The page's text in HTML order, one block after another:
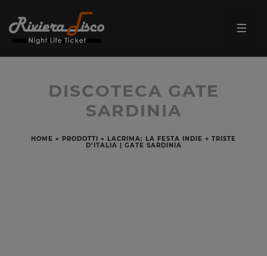
DISCOTECA GATE
SARDINIA
HOME » PRODOTTI » LACRIMA: LA FESTA INDIE + TRISTE
D’ITALIA | GATE SARDINIA